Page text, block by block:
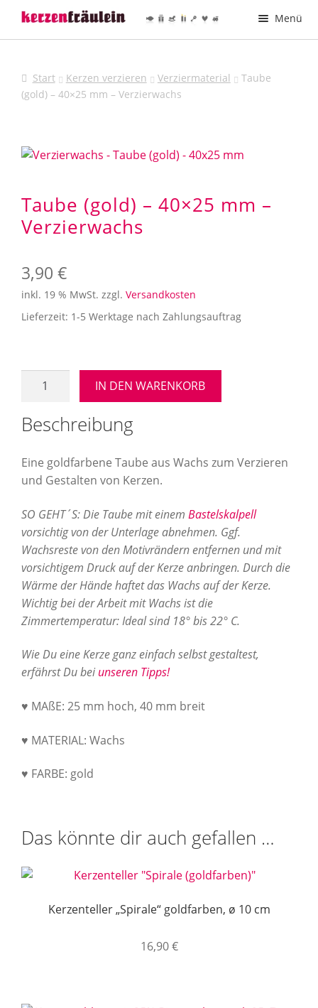
Navigation
springen
Zum
Inhalt
springen
Menü
Hochzeitskerzen
Trauerkerzen
Deine Kerze – Dein Design
Kerzenhalter
Kontakt
Start Kerzen verzieren Verziermaterial
Taube
(gold) – 40×25 mm – Verzierwachs
Taube (gold) – 40×25 mm –
Verzierwachs
3,90 €
inkl. 19 % MwSt. zzgl. Versandkosten
Lieferzeit: 1-5 Werktage nach Zahlungsauftrag
Taube
-
40x25
-
Verzierwachs
IN DEN WARENKORB
Beschreibung
Eine goldfarbene Taube aus Wachs zum Verzieren
und Gestalten von Kerzen.
SO GEHT´S: Die Taube mit einem Bastelskalpell
vorsichtig von der Unterlage abnehmen. Ggf.
Wachsreste von den Motivrändern entfernen und mit
vorsichtigem Druck auf der Kerze anbringen. Durch die
Wärme der Hände haftet das Wachs auf der Kerze.
Wichtig bei der Arbeit mit Wachs ist die
Zimmertemperatur: Ideal sind 18° bis 22° C.
Wie Du eine Kerze ganz einfach selbst gestaltest,
erfährst Du bei unseren Tipps!
♥ MAßE: 25 mm hoch, 40 mm breit
♥ MATERIAL: Wachs
♥ FARBE: gold
Das könnte dir auch gefallen …
Kerzenteller „Spirale“ goldfarben, ø 10 cm
16,90€